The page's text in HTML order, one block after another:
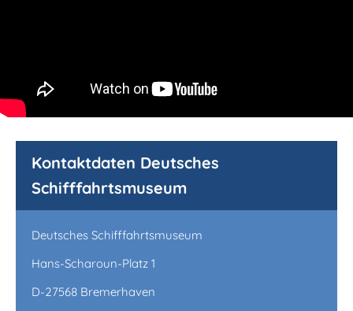
Kontaktdaten Deutsches
Schifffahrtsmuseum
Deutsches Schifffahrtsmuseum
Hans-Scharoun-Platz 1
D-27568 Bremerhaven